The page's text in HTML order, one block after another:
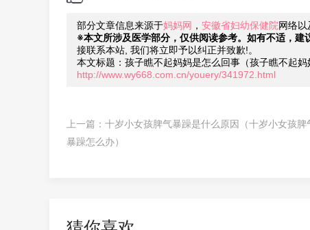
部分文章信息来源于妈妈网 ， 安徽省妇幼保健院网络以
※本文所涉及医学部分，仅供阅读参考。如有不适，建
接联系本站, 我们将立即予以纠正并致歉!。
本文标题：孩子瞧不起妈妈是怎么回事（孩子瞧不起妈
http://www.wy668.com.cn/youery/341972.html
上一篇： 十岁小女孩脾气暴躁是什么原因（十岁小女孩脾
暴躁怎么办）